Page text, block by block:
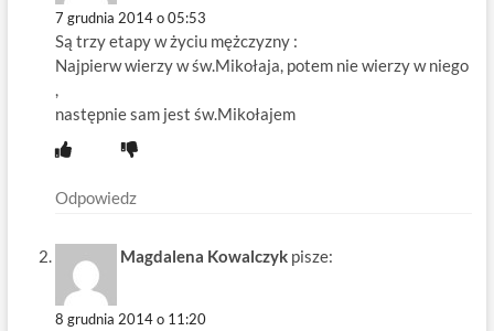
7 grudnia 2014 o 05:53
Są trzy etapy w życiu mężczyzny :
Najpierw wierzy w św.Mikołaja, potem nie wierzy w niego
,
następnie sam jest św.Mikołajem
Odpowiedz
Magdalena Kowalczyk pisze:
8 grudnia 2014 o 11:20